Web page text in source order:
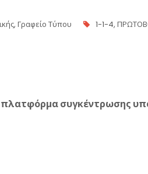
, Γραφείο Τύπου 1-1-4,
πλατφόρμα συγκέντρωσης